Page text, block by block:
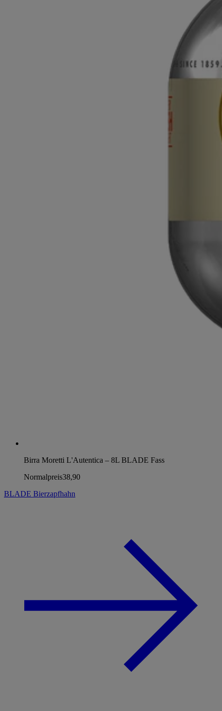
Birra Moretti L'Autentica – 8L BLADE Fass
Normalpreis38,90
BLADE Bierzapfhahn